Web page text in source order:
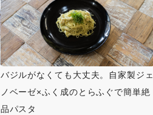
バジルがなくても大丈夫。自家製ジェ
ノベーゼ×ふく成のとらふぐで簡単絶
品パスタ